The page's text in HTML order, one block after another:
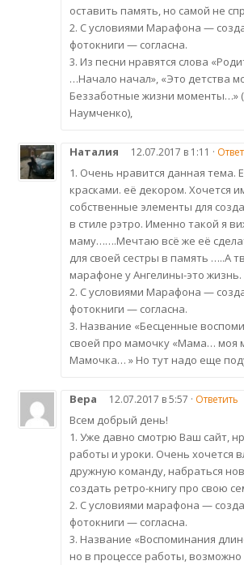
оставить память, но самой не
2. С условиями Марафона —
фотокниги — согласна.
3. Из песни нравятся слова
…Начало начал», «Это детства
Беззаботные жизни моменты…»
Наумченко),
Наталия 12.07.2017 в 1:11 ·
1. Очень нравится данная тема.
красками. её декором. Хочется
собственные элементы для
в стиле рэтро. Именно такой я
маму…….Мечтаю всё же её
для своей сестры в память …..А
марафоне у Ангелины-это жизнь.
2. С условиями Марафона —
фотокниги — согласна.
3. Название «Бесценные
своей про мамочку «Мама… моя
Мамочка… » Но тут надо еще
Вера 12.07.2017 в 5:57 · Ответить
Всем добрый день!
1. Уже давно смотрю Ваш сайт,
работы и уроки. Очень хочется
дружную команду, набраться
создать ретро-книгу про свою
2. С условиями марафона —
фотокниги — согласна.
3. Название «Воспоминания
но в процессе работы, возможно